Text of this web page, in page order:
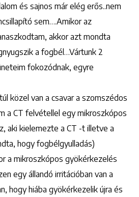
és sajnos már elég erős..nem
sem….Amikor az
akkor azt mondta
a fogbél…Vártunk 2
fokozódnak, egyre
közel van a csavar a szomszédos
a CT felvétellel egy mikroszkópos
aki kielemezte a CT -t illetve a
hogy fogbélgyulladás)
a mikroszkópos gyökérkezelés
egy állandó irritációban van a
hogy hiába gyökérkezelik újra és